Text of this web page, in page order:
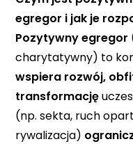
egregor i jak je
Pozytywny egregor
charytatywny) to
wspiera rozwój,
transformację
(np. sekta, ruch
rywalizacja)